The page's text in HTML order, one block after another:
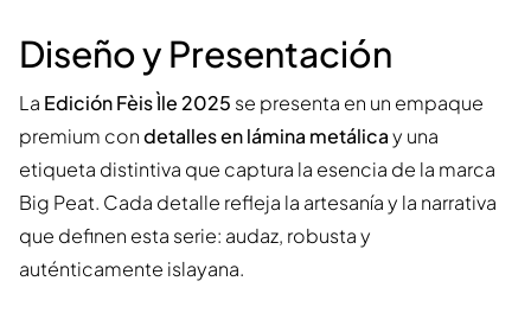
Diseño y Presentación
La Edición Fèis Ìle 2025 se presenta en un empaque
premium condetalles en lámina metálicay una
etiqueta distintiva que captura la esencia de la marca
Big Peat. Cada detalle refleja la artesanía y la narrativa
que definen esta serie: audaz, robusta y
auténticamente islayana.